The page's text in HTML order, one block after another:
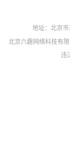
地址：北京
北京六趣网络科技有限
违